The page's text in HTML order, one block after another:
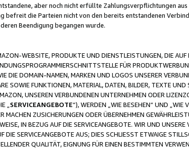
aber noch nicht erfüllte Zahlungsverpflichtungen
befreit die Parteien nicht von den bereits entstandenen
Beendigung begangen wurde.
WEBSITE, PRODUKTE UND DIENSTLEISTUNGEN, DIE
FÜR
DIE DOMAIN-NAMEN, MARKEN UND LOGOS UNSERER
SOWIE FUNKTIONEN, MATERIAL, DATEN, BILDER, TEXTE
UNSEREN VERBUNDENEN UNTERNEHMEN ODER
„ SERVICEANGEBOTE“), WERDEN „WIE BESEHEN“ UND „WIE
MACHEN ZUSICHERUNGEN ODER ÜBERNEHMEN
IN BEZUG AUF DIE SERVICEANGEBOTE. WIR UND
DIE SERVICEANGEBOTE AUS; DIES SCHLIESST ETWAIGE
QUALITÄT, EIGNUNG FÜR EINEN BESTIMMTEN